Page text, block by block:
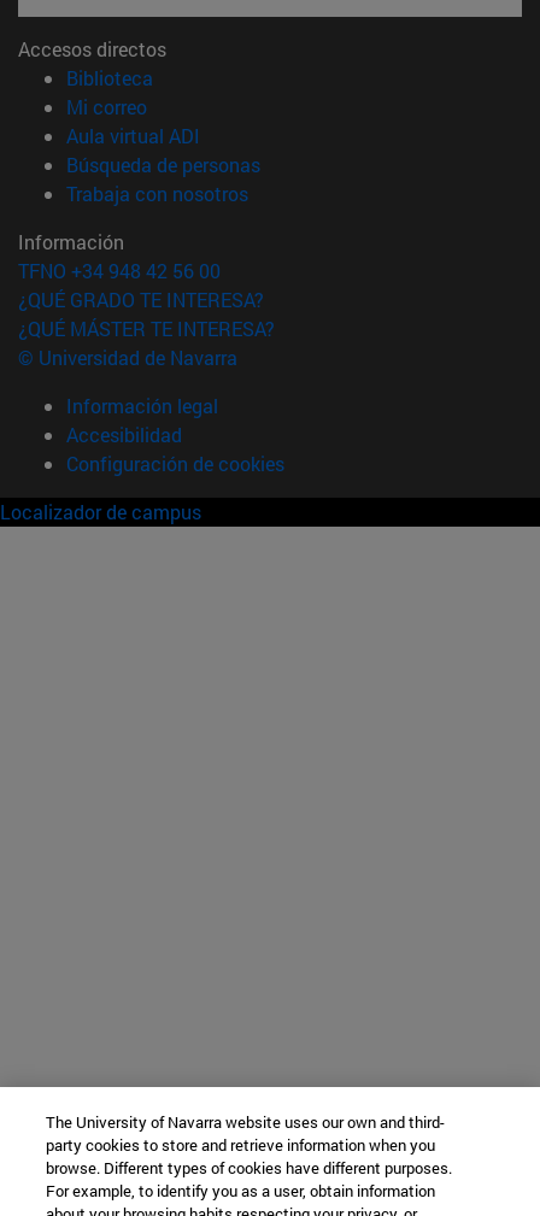
Accesos directos
Biblioteca
Mi correo(abre en nueva ventana)
Aula virtual ADI
Búsqueda de personas(abre en nueva ventana)
Trabaja con nosotros(abre en nueva ventana)
Información
TFNO +34 948 42 56 00
¿QUÉ GRADO TE INTERESA?
¿QUÉ MÁSTER TE INTERESA?
© Universidad de Navarra
Información legal
Accesibilidad
Configuración de cookies
Localizador de campus
The University of Navarra website uses our own and third-
party cookies to store and retrieve information when you
browse. Different types of cookies have different purposes.
For example, to identify you as a user, obtain information